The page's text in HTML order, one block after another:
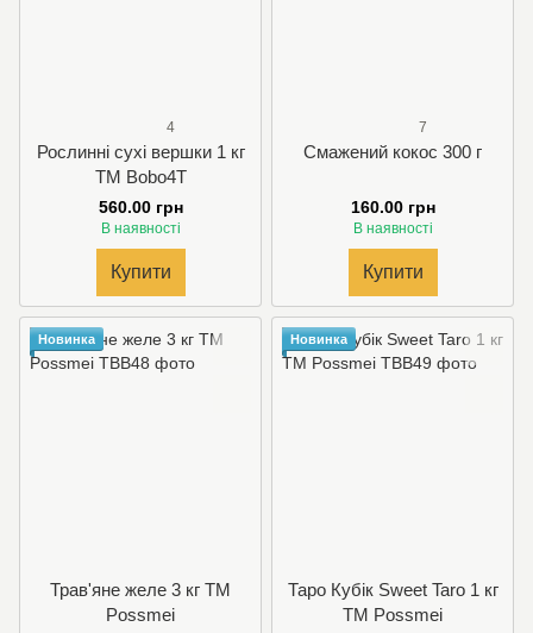
4
Рослинні сухі вершки 1 кг
TM Bobo4T
560.00 грн
В наявності
Купити
7
Смажений кокос 300 г
160.00 грн
В наявності
Купити
Новинка
Трав'яне желе 3 кг TM
Possmei
Новинка
Таро Кубік Sweet Taro 1 кг
TM Possmei